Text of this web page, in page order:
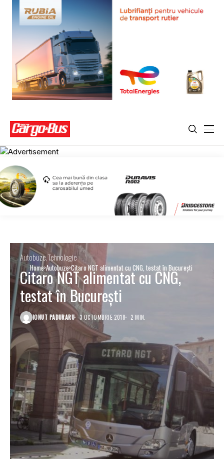
Home Autobuze Citaro NGT alimentat cu CNG, testat în Bucureşti
AutobuzeTehnologie
Citaro NGT alimentat cu CNG,
testat în Bucureşti
IONUT PADURARU 3 OCTOMBRIE 2018 2 MIN.